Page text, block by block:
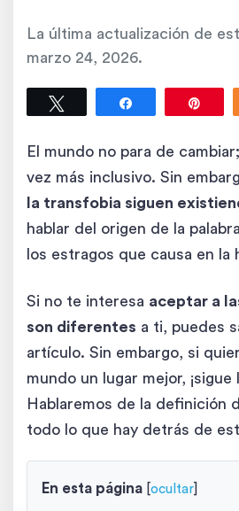
La última actualización de
marzo 24, 2026.
Compartir
El mundo no para de
vez más inclusivo. Sin
la transfobia siguen
hablar del origen de la
los estragos que causa en la
Si no te interesa aceptar a
son diferentes a ti, puedes
artículo. Sin embargo, si
mundo un lugar mejor, ¡sigue
Hablaremos de la definición
todo lo que hay detrás de
En esta página ocultar